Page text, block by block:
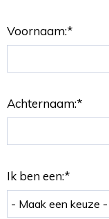
Voornaam:*
Achternaam:*
Ik ben een:*